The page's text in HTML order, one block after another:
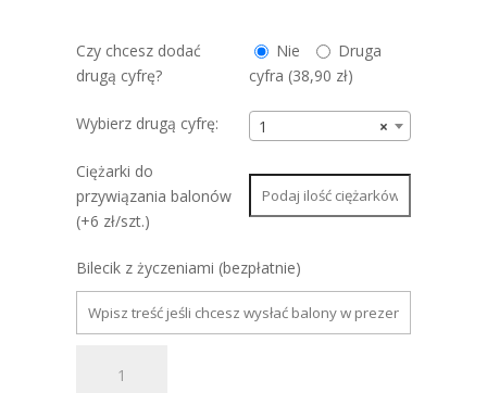
Czy chcesz dodać
drugą cyfrę?
Nie
Druga
cyfra (38,90 zł)
Wybierz drugą cyfrę: ×
1
Ciężarki do
przywiązania balonów
(+6 zł/szt.)
Bilecik z życzeniami (bezpłatnie)
foliowy